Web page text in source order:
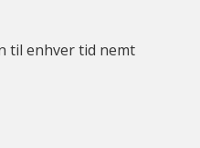
til enhver tid nemt